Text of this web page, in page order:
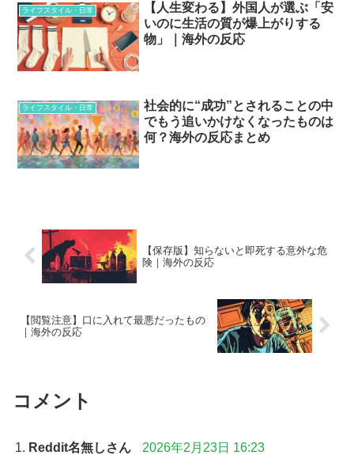
ライフスタイル・日常
【人生変わる】外国人が選ぶ「安
いのに生活の質が爆上がりする
物」｜海外の反応
ライフスタイル・日常
社会的に“成功”とされることの中
でもう追いかけなくなったものは
何？海外の反応まとめ
【保存版】知らないと即死する意外な危
険｜海外の反応
【閲覧注意】口に入れて最悪だったもの
｜海外の反応
コメント
Reddit名無しさん
2026年2月23日 16:23